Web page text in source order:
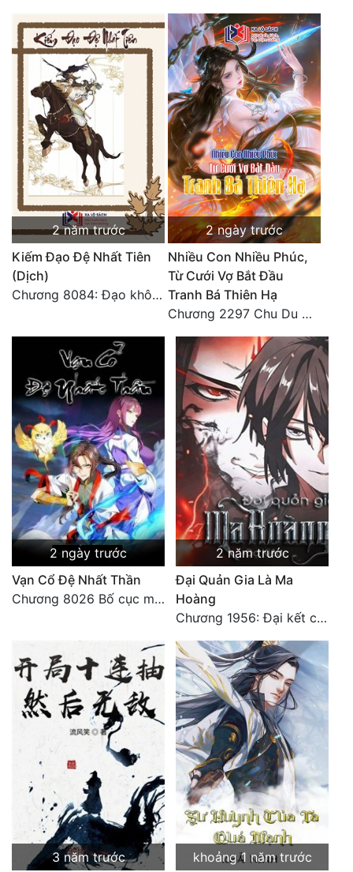
2 năm trước
Kiếm Đạo Đệ Nhất Tiên
(Dịch)
Chương 8084: Đạo không bờ bến (Đại kết cục) (10)
2 ngày trước
Nhiều Con Nhiều Phúc,
Từ Cưới Vợ Bắt Đầu
Tranh Bá Thiên Hạ
Chương 2297 Chu Du Du mang thai
2 ngày trước
Vạn Cổ Đệ Nhất Thần
Chương 8026 Bố cục mới
2 năm trước
Đại Quản Gia Là Ma
Hoàng
Chương 1956: Đại kết cục
3 năm trước
khoảng 1 năm trước